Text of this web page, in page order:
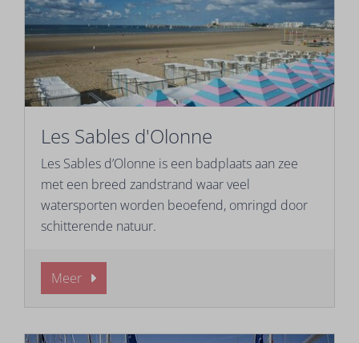
Les Sables d'Olonne
Les Sables d’Olonne is een badplaats aan zee
met een breed zandstrand waar veel
watersporten worden beoefend, omringd door
schitterende natuur.
Meer